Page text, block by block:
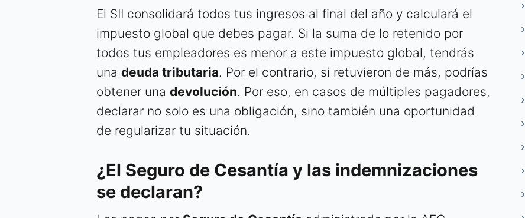
El SII consolidará todos tus ingresos al final del año y calculará el
impuesto global que debes pagar. Si la suma de lo retenido por
todos tus empleadores es menor a este impuesto global, tendrás
una deuda tributaria. Por el contrario, si retuvieron de más, podrías
obtener una devolución. Por eso, en casos de múltiples pagadores,
declarar no solo es una obligación, sino también una oportunidad
de regularizar tu situación.
¿El Seguro de Cesantía y las indemnizaciones
se declaran?